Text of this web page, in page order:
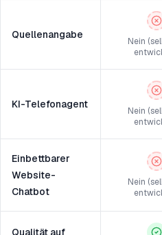
Quellenangabe
Nein
KI-Telefonagent
Nein
Einbettbarer
Website-
Chatbot
Nein
Qualität auf